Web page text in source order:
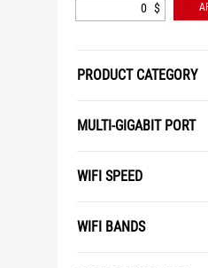
$
PRODUCT CATEGORY
MULTI-GIGABIT PORT
WIFI SPEED
WIFI BANDS